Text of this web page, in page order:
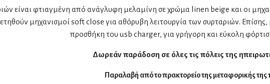
είναι φτιαγμένη από ανάγλυφη μελαμίνη σε χρώμα linen beige και οι
μηχανισμοί soft close για αθόρυβη λειτουργία των συρταριών.
προσθήκη του usb charger, για γρήγορη και εύκολη
Δωρεάν παράδοση σε όλες τις πόλεις της
Παραλαβή από το πρακτορείο της μεταφορικής της